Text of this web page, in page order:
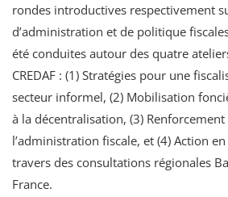
rondes introductives respectivement
d’administration et de politique
été conduites autour des quatre
CREDAF : (1) Stratégies pour une
secteur informel, (2) Mobilisation
à la décentralisation, (3) Renforcement
l’administration fiscale, et (4) Action
travers des consultations régionales
France.